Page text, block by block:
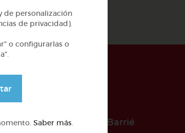
de la Fundación Barrié
de personalización
de privacidad).
o configurarlas o
Saber más.